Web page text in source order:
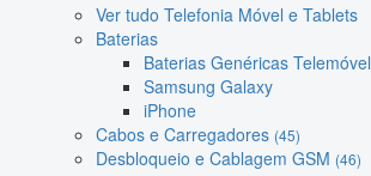
Ver tudo Telefonia Móvel e Tablets
Baterias
Baterias Genéricas Telemóvel
Samsung Galaxy
iPhone
Cabos e Carregadores (45)
Desbloqueio e Cablagem GSM (46)